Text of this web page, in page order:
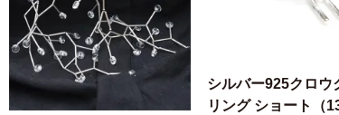
シルバー925クロウ
リング ショート（